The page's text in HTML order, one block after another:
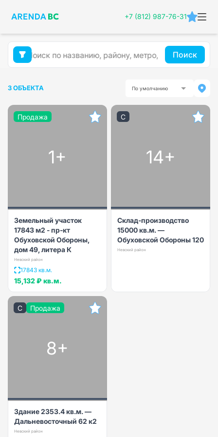
+7 (812) 987-76-31
Поиск
3 ОБЪЕКТА По умолчанию
Продажа
1+
Земельный участок
17843 м2 - пр-кт
Обуховской Обороны,
дом 49, литера К
Невский район
17843 кв.м.
15,132 ₽ кв.м.
C
14+
Склад-производство
15000 кв.м. —
Обуховской Обороны 120
Невский район
C Продажа
8+
Здание 2353.4 кв.м. —
Дальневосточный 62 к2
Невский район